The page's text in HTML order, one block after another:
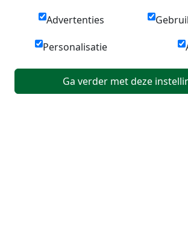
Advertenties
Personalisatie
Ga verder met deze